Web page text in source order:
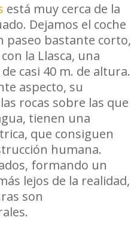
está muy cerca de la
Dejamos el coche
paseo bastante corto,
la Llasca, una
casi 40 m. de altura.
aspecto, su
rocas sobre las que
tienen una
que consiguen
humana.
formando un
lejos de la realidad,
son